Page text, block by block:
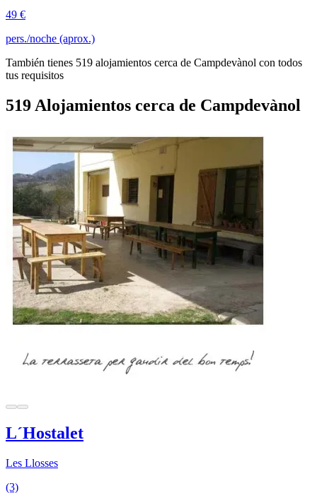
49 €
pers./noche (aprox.)
También tienes 519 alojamientos cerca de Campdevànol con todos
tus requisitos
519 Alojamientos cerca de Campdevànol
L´Hostalet
Les Llosses
(3)